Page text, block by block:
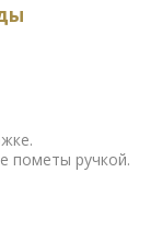
пометы ручкой.